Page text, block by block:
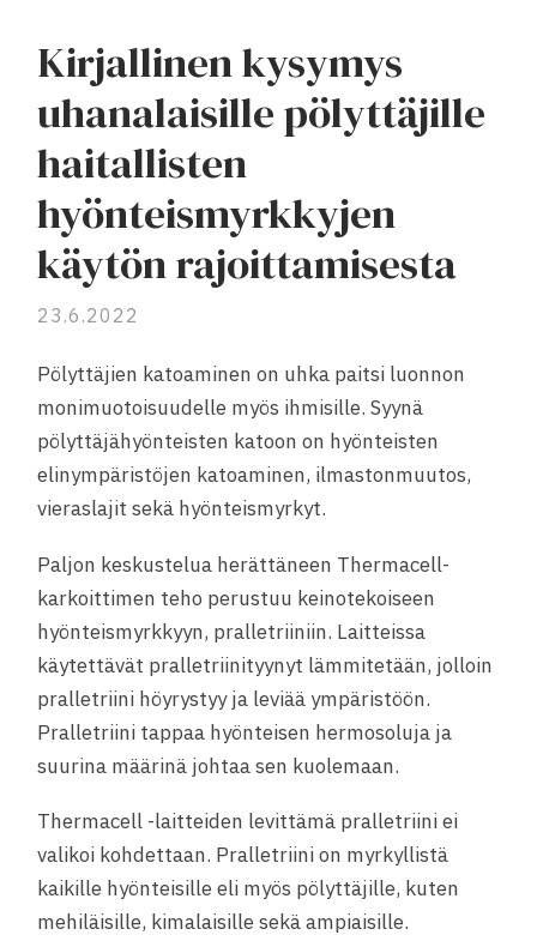
Kirjallinen kysymys
uhanalaisille pölyttäjille
haitallisten
hyönteismyrkkyjen
käytön rajoittamisesta
23.6.2022
Pölyttäjien katoaminen on uhka paitsi luonnon
monimuotoisuudelle myös ihmisille. Syynä
pölyttäjähyönteisten katoon on hyönteisten
elinympäristöjen katoaminen, ilmastonmuutos,
vieraslajit sekä hyönteismyrkyt.
Paljon keskustelua herättäneen Thermacell-
karkoittimen teho perustuu keinotekoiseen
hyönteismyrkkyyn, pralletriiniin. Laitteissa
käytettävät pralletriinityynyt lämmitetään, jolloin
pralletriini höyrystyy ja leviää ympäristöön.
Pralletriini tappaa hyönteisen hermosoluja ja
suurina määrinä johtaa sen kuolemaan.
Thermacell -laitteiden levittämä pralletriini ei
valikoi kohdettaan. Pralletriini on myrkyllistä
kaikille hyönteisille eli myös pölyttäjille, kuten
mehiläisille, kimalaisille sekä ampiaisille.